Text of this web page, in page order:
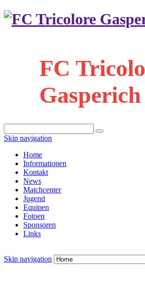
FC
Gasperich
Skip navigation
Home
Informationen
Kontakt
News
Matchcenter
Jugend
Equipen
Fotoen
Sponsoren
Links
Skip navigation